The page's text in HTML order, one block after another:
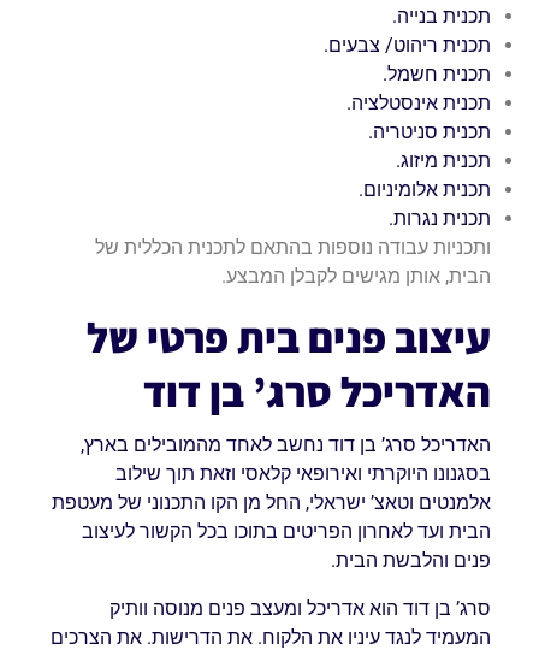
תכנית בנייה.
תכנית ריהוט/ צבעים.
תכנית חשמל.
תכנית אינסטלציה.
תכנית סניטריה.
תכנית מיזוג.
תכנית אלומיניום.
תכנית נגרות.
ותכניות עבודה נוספות בהתאם לתכנית הכללית של
הבית, אותן מגישים לקבלן המבצע.
עיצוב פנים בית פרטי של
האדריכל סרג’ בן דוד
האדריכל סרג’ בן דוד נחשב לאחד מהמובילים בארץ,
בסגנונו היוקרתי ואירופאי קלאסי וזאת תוך שילוב
אלמנטים וטאצ’ ישראלי, החל מן הקו התכנוני של מעטפת
הבית ועד לאחרון הפריטים בתוכו בכל הקשור לעיצוב
פנים והלבשת הבית.
סרג’ בן דוד הוא אדריכל ומעצב פנים מנוסה וותיק
המעמיד לנגד עיניו את הלקוח. את הדרישות. את הצרכים